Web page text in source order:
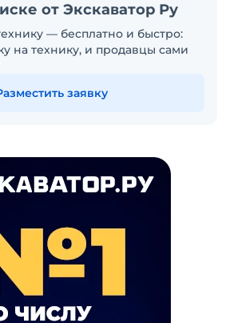
от Экскаватор Ру
— бесплатно и быстро:
на технику, и продавцы сами
заявку